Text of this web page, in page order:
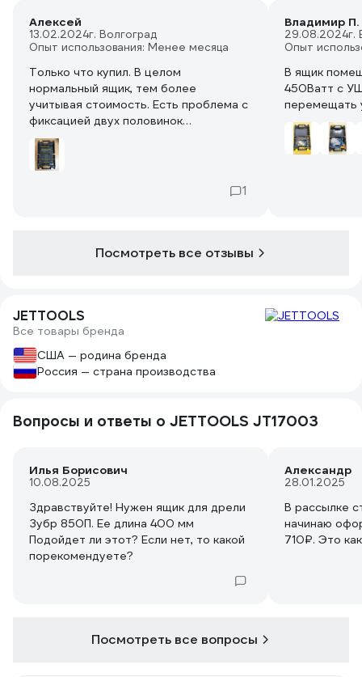
Алексей
13.02.2024г. Волгоград
Опыт использования: Менее месяца
Только что купил. В целом
нормальный ящик, тем более
учитывая стоимость. Есть проблема с
фиксацией двух половинок
относительно друг друга при
закрытом ящике (об этом ниже),
поэтому что то достаточно тяжелое я
1
Владимир П.
29.08.2024г.
Опыт
В ящик
450Ватт с
перемещать
Посмотреть все отзывы
JETTOOLS
Все товары бренда
США — родина бренда
Россия — страна производства
Вопросы и ответы о JETTOOLS JT17003
Илья Борисович
10.08.2025
Здравствуйте! Нужен ящик для дрели
Зубр 850П. Ее длина 400 мм
Подойдет ли этот? Если нет, то какой
порекомендуете?
Александр
28.01.2025
В рассылке
начинаю
710₽. Это
Посмотреть все вопросы